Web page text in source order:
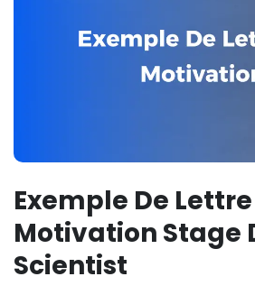
Exemple De
Motivation Stage
Scientist